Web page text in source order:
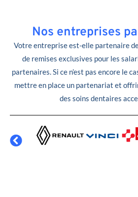
Nos entreprises
Votre entreprise est-elle partenaire
de remises exclusives pour les
partenaires. Si ce n’est pas encore le
mettre en place un partenariat et
des soins dentaires